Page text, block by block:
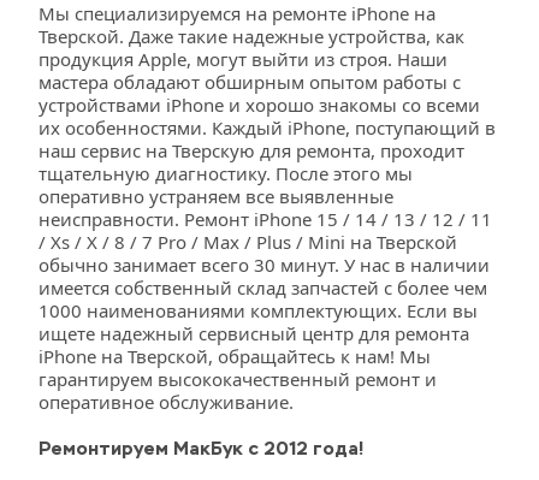
Мы специализируемся на ремонте iPhone на
Тверской. Даже такие надежные устройства, как
продукция Apple, могут выйти из строя. Наши
мастера обладают обширным опытом работы с
устройствами iPhone и хорошо знакомы со всеми
их особенностями. Каждый iPhone, поступающий в
наш сервис на Тверскую для ремонта, проходит
тщательную диагностику. После этого мы
оперативно устраняем все выявленные
неисправности. Ремонт iPhone 15 / 14 / 13 / 12 / 11
/ Xs / X / 8 / 7 Pro / Max / Plus / Mini на Тверской
обычно занимает всего 30 минут. У нас в наличии
имеется собственный склад запчастей с более чем
1000 наименованиями комплектующих. Если вы
ищете надежный сервисный центр для ремонта
iPhone на Тверской, обращайтесь к нам! Мы
гарантируем высококачественный ремонт и
оперативное обслуживание.
Ремонтируем МакБук с 2012 года!